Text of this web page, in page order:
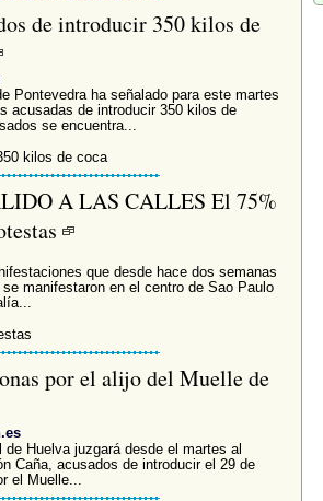
de introducir 350 kilos de
Pontevedra ha señalado para este martes
acusadas de introducir 350 kilos de
se encuentra...
kilos de coca
A LAS CALLES El 75%
que desde hace dos semanas
manifestaron en el centro de Sao Paulo
por el alijo del Muelle de
de Huelva juzgará desde el martes al
Caña, acusados de introducir el 29 de
el Muelle...